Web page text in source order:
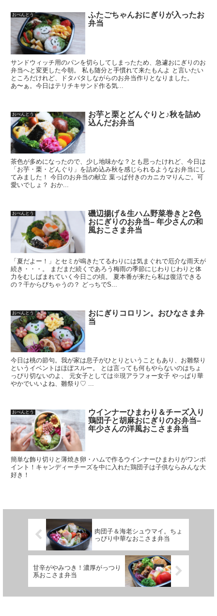
おべんとう
ふたごちゃんおにぎりが入ったお
弁当
サンドウィッチ用のパンを切らしてしまったため、急遽おにぎりのお
弁当へと変更した今朝。 私も随分と手慣れて来たもんよ と言いたい
ところだけれど、ドタバタしながらのお弁当作りとなりました。
あ〜ぁ。今日はテリチキサンド作る気...
おべんとう
お芋と栗とどんぐりと♪秋を詰め
込んだお弁当
茶色が多めになったので、少し地味かな？とも思ったけれど、今日は
「お芋・栗・どんぐり」を詰め込み秋を感じられるようなお弁当にし
てみました！ 今日のお弁当の献立 葉っぱ付きのカニカマりんご。可
愛いでしょ？ おか...
おべんとう
磯辺揚げ＆生ハム野菜巻きと2色
おにぎりのお弁当– 年少さんの和
風おこさま弁当
「夏だよー！」とセミが鳴きたてるわりには気まぐれで厄介な雨天が
続き・・・。 まだまだ続くであろう梅雨の季節にじわりじわりと体
力をむしばまれていく今日この頃。 夏本番が来たら私は復活できる
の？干からびちゃうの？ どっちでS...
おべんとう
おにぎりコロリン。おひなさま弁
当
今日は桃の節句。我が家は息子がひとりということもあり、お雛祭り
というイベントはほぼスルー。 とは言っても何もやらないのはちょ
っぴり切ないのよ、 元女子としては※現アラフォー女子 やっぱり華
やかでいいよね、雛祭り♡︎ ...
おべんとう
ウインナーひまわり＆チーズ入り
鶏団子と胡麻おにぎりのお弁当–
年少さんの洋風おこさま弁当
簡単な飾り切りと薄焼き卵・ハムで作るウインナーひまわりがワンポ
イント！キャンディーチーズを中に入れた鶏団子は子供ならみんな大
好き！
肉団子＆海老シュウマイ。ちょ
っぴり中華なおこさま弁当
甘辛がやみつき！濃厚がっつり
系おこさま弁当